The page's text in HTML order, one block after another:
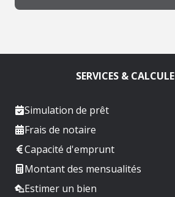
SERVICES &
Simulation de prêt
Frais de notaire
Capacité d'emprunt
Montant des mensualités
Estimer un bien